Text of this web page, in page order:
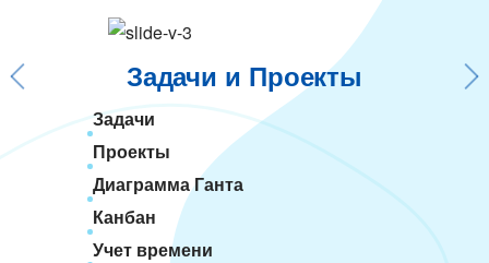
ПОДДЕРЖКА
ПОЛУЧИТЬ БЕСПЛАТНО
Задачи и Проекты
Задачи
Проекты
Диаграмма Ганта
Канбан
Учет времени